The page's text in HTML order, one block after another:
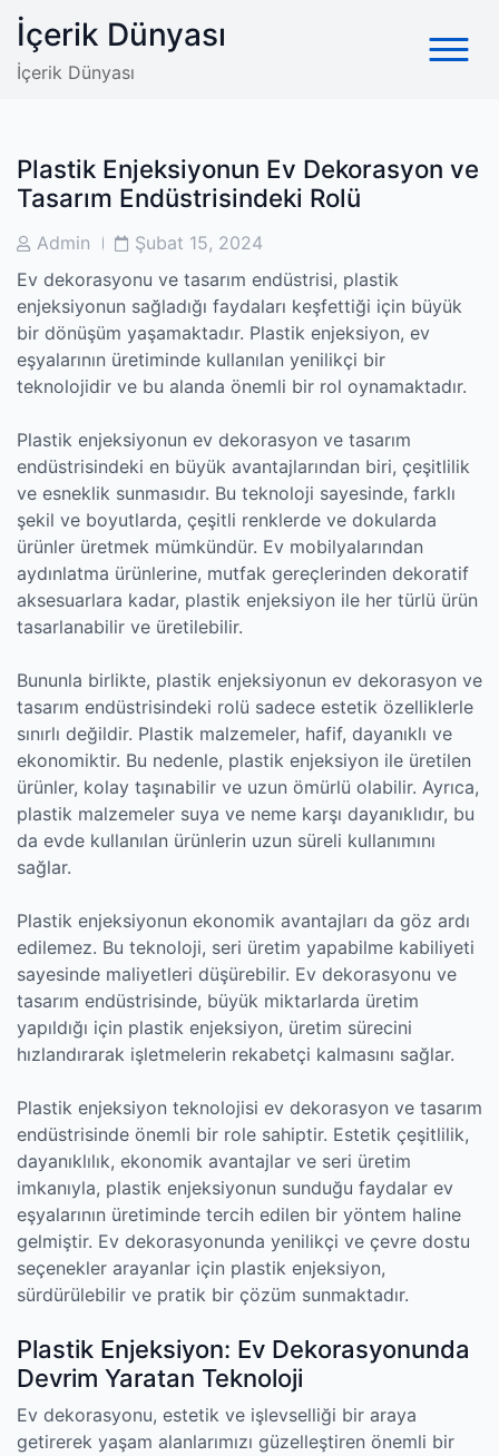
Skip
content
İçerik Dünyası
İçerik Dünyası
Plastik Enjeksiyonun Ev Dekorasyon ve
Tasarım Endüstrisindeki Rolü
PostAdmin
PostŞubat 15, 2024
Ev dekorasyonu ve tasarım endüstrisi, plastik
enjeksiyonun sağladığı faydaları keşfettiği için büyük
bir dönüşüm yaşamaktadır. Plastik enjeksiyon, ev
eşyalarının üretiminde kullanılan yenilikçi bir
teknolojidir ve bu alanda önemli bir rol oynamaktadır.
Plastik enjeksiyonun ev dekorasyon ve tasarım
endüstrisindeki en büyük avantajlarından biri, çeşitlilik
ve esneklik sunmasıdır. Bu teknoloji sayesinde, farklı
şekil ve boyutlarda, çeşitli renklerde ve dokularda
ürünler üretmek mümkündür. Ev mobilyalarından
aydınlatma ürünlerine, mutfak gereçlerinden dekoratif
aksesuarlara kadar, plastik enjeksiyon ile her türlü ürün
tasarlanabilir ve üretilebilir.
Bununla birlikte, plastik enjeksiyonun ev dekorasyon ve
tasarım endüstrisindeki rolü sadece estetik özelliklerle
sınırlı değildir. Plastik malzemeler, hafif, dayanıklı ve
ekonomiktir. Bu nedenle, plastik enjeksiyon ile üretilen
ürünler, kolay taşınabilir ve uzun ömürlü olabilir. Ayrıca,
plastik malzemeler suya ve neme karşı dayanıklıdır, bu
da evde kullanılan ürünlerin uzun süreli kullanımını
sağlar.
Plastik enjeksiyonun ekonomik avantajları da göz ardı
edilemez. Bu teknoloji, seri üretim yapabilme kabiliyeti
sayesinde maliyetleri düşürebilir. Ev dekorasyonu ve
tasarım endüstrisinde, büyük miktarlarda üretim
yapıldığı için plastik enjeksiyon, üretim sürecini
hızlandırarak işletmelerin rekabetçi kalmasını sağlar.
Plastik enjeksiyon teknolojisi ev dekorasyon ve tasarım
endüstrisinde önemli bir role sahiptir. Estetik çeşitlilik,
dayanıklılık, ekonomik avantajlar ve seri üretim
imkanıyla, plastik enjeksiyonun sunduğu faydalar ev
eşyalarının üretiminde tercih edilen bir yöntem haline
gelmiştir. Ev dekorasyonunda yenilikçi ve çevre dostu
seçenekler arayanlar için plastik enjeksiyon,
sürdürülebilir ve pratik bir çözüm sunmaktadır.
Plastik Enjeksiyon: Ev Dekorasyonunda
Devrim Yaratan Teknoloji
Ev dekorasyonu, estetik ve işlevselliği bir araya
getirerek yaşam alanlarımızı güzelleştiren önemli bir